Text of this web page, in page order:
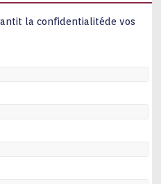
la confidentialitéde vos